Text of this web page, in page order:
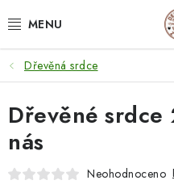
na
NEJPRODÁVANĚJŠÍ
SVATEBNÍ DARY/
DÁRKOVÉ BOXY A KRABIČKY
Dřevěná srdce
Dřevěné
nás
Neohodnoceno